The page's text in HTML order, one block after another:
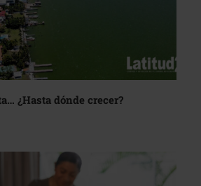
¿Hasta dónde crecer?